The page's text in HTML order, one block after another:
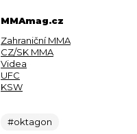
MMAmag.cz
Zahraniční MMA
CZ/SK MMA
Videa
UFC
KSW
#oktagon